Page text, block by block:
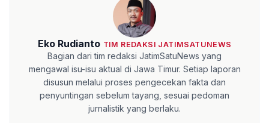
Eko Rudianto TIM REDAKSI JATIMSATUNEWS
Bagian dari tim redaksi JatimSatuNews yang
mengawal isu-isu aktual di Jawa Timur. Setiap laporan
disusun melalui proses pengecekan fakta dan
penyuntingan sebelum tayang, sesuai pedoman
jurnalistik yang berlaku.